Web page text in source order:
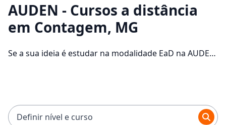
Sim, já sei
AUDEN - Cursos a distância
em Contagem, MG
Se a sua ideia é estudar na modalidade EaD na AUDEN
Definir nível e curso